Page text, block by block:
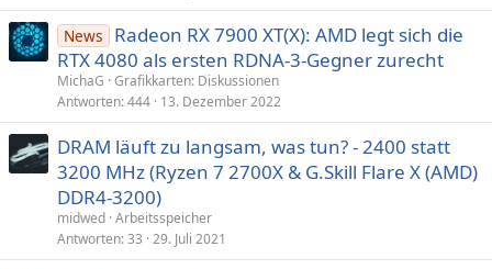
News
Radeon RX 7900 XT(X): AMD legt sich die
RTX 4080 als ersten RDNA-3-Gegner zurecht
MichaG Grafikkarten: Diskussionen
Antworten 444 13. Dezember 2022
DRAM läuft zu langsam, was tun? - 2400 statt
3200 MHz (Ryzen 7 2700X & G.Skill Flare X (AMD)
DDR4-3200)
midwed Arbeitsspeicher
Antworten 33 29. Juli 2021